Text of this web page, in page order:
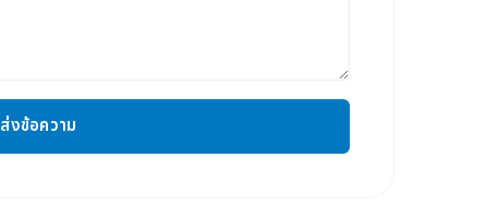
ส่งข้อความ